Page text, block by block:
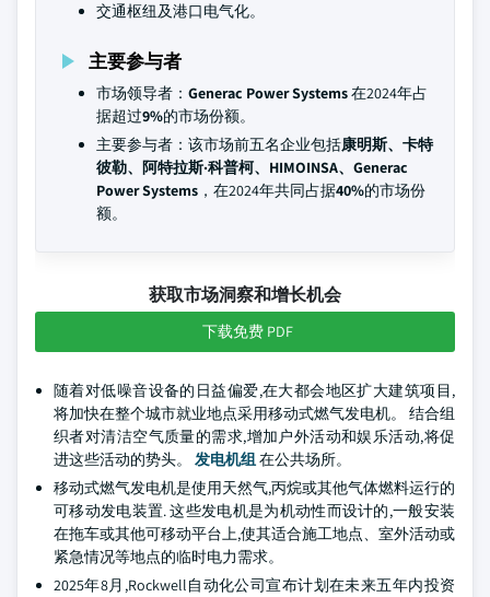
交通枢纽及港口电气化。
主要参与者
市场领导者： Generac Power Systems在2024年占
据超过9%的市场份额。
主要参与者：该市场前五名企业包括康明斯、卡特
彼勒、阿特拉斯·科普柯、HIMOINSA、Generac
Power Systems ，在2024年共同占据40%的市场份
额。
获取市场洞察和增长机会
下载免费 PDF
随着对低噪音设备的日益偏爱,在大都会地区扩大建筑项目,
将加快在整个城市就业地点采用移动式燃气发电机。 结合组
织者对清洁空气质量的需求,增加户外活动和娱乐活动,将促
进这些活动的势头。 发电机组在公共场所。
移动式燃气发电机是使用天然气,丙烷或其他气体燃料运行的
可移动发电装置. 这些发电机是为机动性而设计的,一般安装
在拖车或其他可移动平台上,使其适合施工地点、室外活动或
紧急情况等地点的临时电力需求。
2025年8月,Rockwell自动化公司宣布计划在未来五年内投资